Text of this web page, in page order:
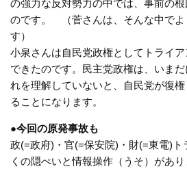
の強力な反対勢力の中では、事前の
のです。 （菅さんは、そんな中でよ
す）
小泉さんは自民党政権としてトライ
できたのです。民主党政権は、いま
れを理解していないと、自民党が復
ることになります。
●今回の原発事故も
政(=政府)・官(=保安院)・財(=東電)ト
くの隠ぺいと情報操作（うそ）があ